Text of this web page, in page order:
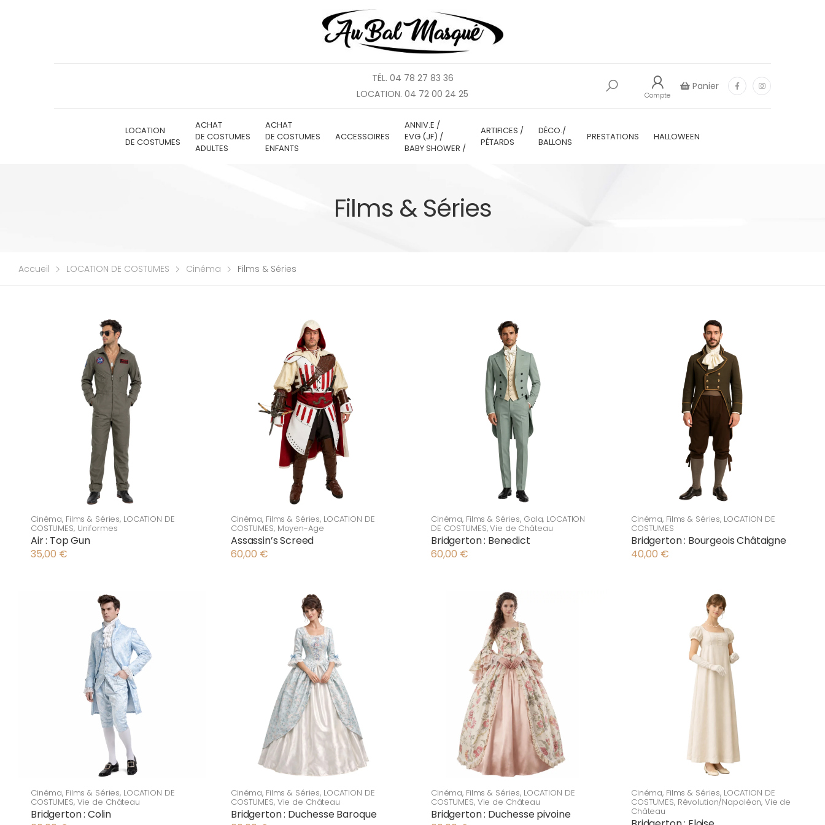
TÉL. 04 78 27 83 36
LOCATION. 04 72 00 24 25
Compte
Panier
LOCATION
DE COSTUMES
ACHAT
DE COSTUMES
ADULTES
ACHAT
DE COSTUMES
ENFANTS
ACCESSOIRES
ANNIV.E /
EVG (JF) /
BABY SHOWER /
ARTIFICES /
PÉTARDS
DÉCO./
BALLONS
PRESTATIONS HALLOWEEN
Films & Séries
Accueil LOCATION DE COSTUMES Cinéma Films & Séries
Cinéma, Films & Séries, LOCATION DE
COSTUMES, Uniformes
Air : Top Gun
35,00 €
Cinéma, Films & Séries, LOCATION DE
COSTUMES, Moyen-Age
Assassin’s Screed
60,00 €
Cinéma, Films & Séries, Gala, LOCATION
DE COSTUMES,Vie de Château
Bridgerton : Benedict
60,00 €
Cinéma, Films & Séries, LOCATION DE
COSTUMES
Bridgerton : Bourgeois Châtaigne
40,00 €
Cinéma, Films & Séries, LOCATION DE
COSTUMES, Vie de Château
Bridgerton : Colin
Cinéma, Films & Séries, LOCATION DE
COSTUMES, Vie de Château
Bridgerton : Duchesse Baroque
Cinéma, Films & Séries, LOCATION DE
COSTUMES, Vie de Château
Bridgerton : Duchesse pivoine
Cinéma, Films & Séries, LOCATION DE
COSTUMES, Révolution/Napoléon, Vie de
Château